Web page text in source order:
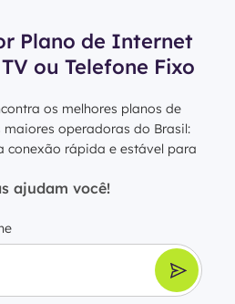
Plano de Internet
ou Telefone Fixo
os melhores planos de
operadoras do Brasil:
conexão rápida e estável para
ajudam você!